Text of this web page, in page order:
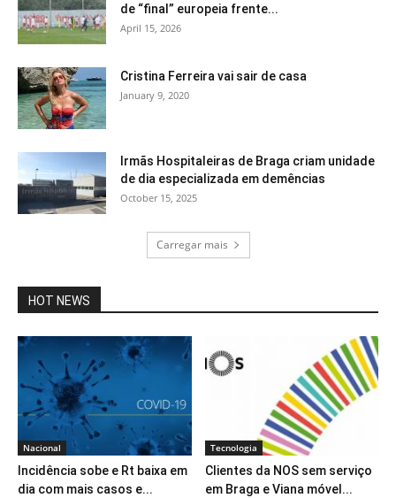
de “final” europeia frente...
April 15, 2026
Cristina Ferreira vai sair de casa
January 9, 2020
Irmãs Hospitaleiras de Braga criam unidade
de dia especializada em demências
October 15, 2025
Carregar mais
HOT NEWS
Nacional
Incidência sobe e Rt baixa em
dia com mais casos e...
Tecnologia
Clientes da NOS sem serviço
em Braga e Viana móvel...